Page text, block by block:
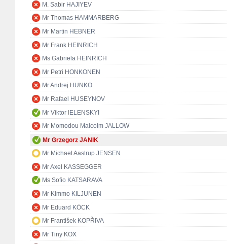
M. Sabir HAJIYEV
Mr Thomas HAMMARBERG
Mr Martin HEBNER
Mr Frank HEINRICH
Ms Gabriela HEINRICH
Mr Petri HONKONEN
Mr Andrej HUNKO
Mr Rafael HUSEYNOV
Mr Viktor IELENSKYI
Mr Momodou Malcolm JALLOW
Mr Grzegorz JANIK
Mr Michael Aastrup JENSEN
Mr Axel KASSEGGER
Ms Sofio KATSARAVA
Mr Kimmo KILJUNEN
Mr Eduard KÖCK
Mr František KOPŘIVA
Mr Tiny KOX